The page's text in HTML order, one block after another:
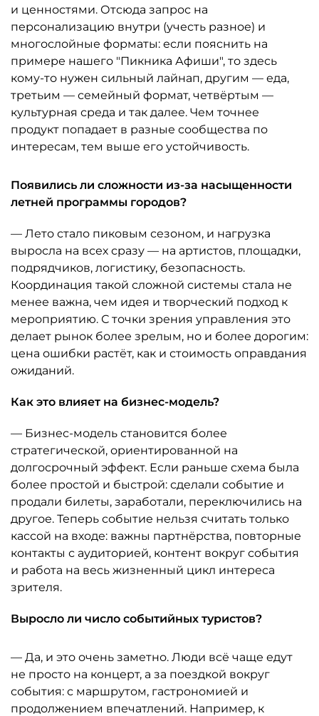
и ценностями. Отсюда запрос на
персонализацию внутри (учесть разное) и
многослойные форматы: если пояснить на
примере нашего "Пикника Афиши", то здесь
кому-то нужен сильный лайнап, другим — еда,
третьим — семейный формат, четвёртым —
культурная среда и так далее. Чем точнее
продукт попадает в разные сообщества по
интересам, тем выше его устойчивость.
Появились ли сложности из-за насыщенности
летней программы городов?
— Лето стало пиковым сезоном, и нагрузка
выросла на всех сразу — на артистов, площадки,
подрядчиков, логистику, безопасность.
Координация такой сложной системы стала не
менее важна, чем идея и творческий подход к
мероприятию. С точки зрения управления это
делает рынок более зрелым, но и более дорогим:
цена ошибки растёт, как и стоимость оправдания
ожиданий.
Как это влияет на бизнес-модель?
— Бизнес-модель становится более
стратегической, ориентированной на
долгосрочный эффект. Если раньше схема была
более простой и быстрой: сделали событие и
продали билеты, заработали, переключились на
другое. Теперь событие нельзя считать только
кассой на входе: важны партнёрства, повторные
контакты с аудиторией, контент вокруг события
и работа на весь жизненный цикл интереса
зрителя.
Выросло ли число событийных туристов?
— Да, и это очень заметно. Люди всё чаще едут
не просто на концерт, а за поездкой вокруг
события: с маршрутом, гастрономией и
продолжением впечатлений. Например, к